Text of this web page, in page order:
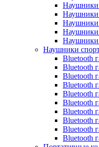
Наушники
Наушники
Наушники
Bluetooth
Bluetooth
Bluetooth
Bluetooth
Bluetooth
Bluetooth
Bluetooth
Bluetooth
Bluetooth
Bluetooth